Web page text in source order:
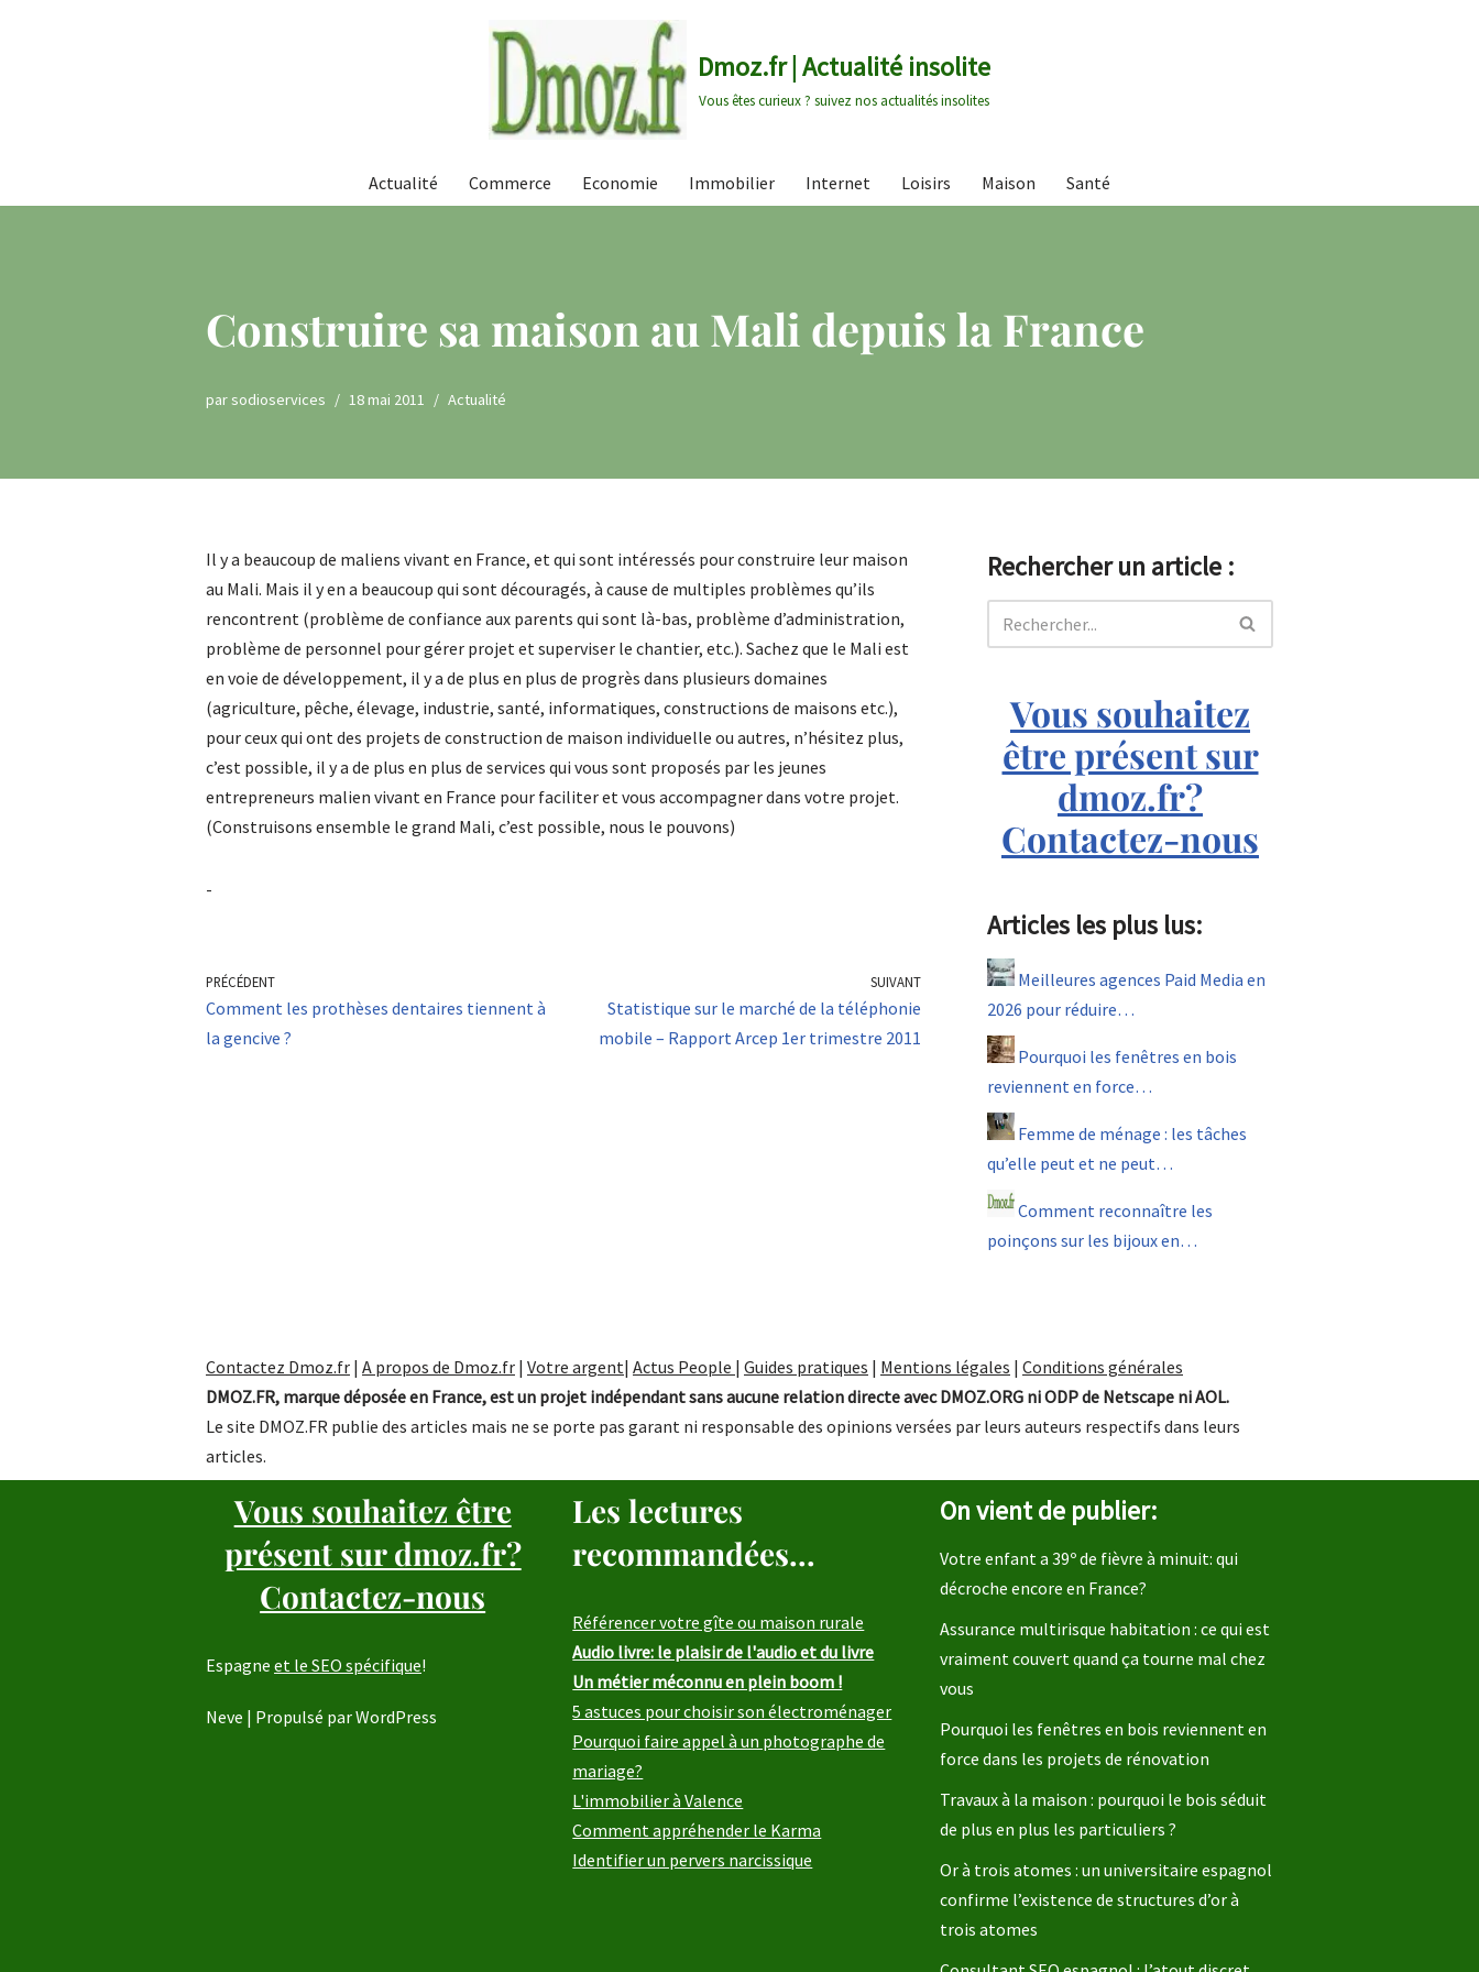
Dmoz.fr | Actualité insolite
Vous êtes curieux ? suivez nos actualités insolites
Actualité Commerce Economie Immobilier Internet Loisirs Maison Santé
Construire sa maison au Mali depuis la France
parsodioservices 18 mai 2011 Actualité
Il y a beaucoup de maliens vivant en France, et qui sont intéressés pour construire leur maison
au Mali. Mais il y en a beaucoup qui sont découragés, à cause de multiples problèmes qu’ils
rencontrent (problème de confiance aux parents qui sont là-bas, problème d’administration,
problème de personnel pour gérer projet et superviser le chantier, etc.). Sachez que le Mali est
en voie de développement, il y a de plus en plus de progrès dans plusieurs domaines
(agriculture, pêche, élevage, industrie, santé, informatiques, constructions de maisons etc.),
pour ceux qui ont des projets de construction de maison individuelle ou autres, n’hésitez plus,
c’est possible, il y a de plus en plus de services qui vous sont proposés par les jeunes
entrepreneurs malien vivant en France pour faciliter et vous accompagner dans votre projet.
(Construisons ensemble le grand Mali, c’est possible, nous le pouvons)
-
PRÉCÉDENT
Comment les prothèses dentaires tiennent à
la gencive ?
SUIVANT
Statistique sur le marché de la téléphonie
mobile – Rapport Arcep 1er trimestre 2011
Rechercher un article :
Vous souhaitez
être présent sur
dmoz.fr?
Contactez-nous
Articles les plus lus:
Meilleures agences Paid Media en
2026 pour réduire…
Pourquoi les fenêtres en bois
reviennent en force…
Femme de ménage : les tâches
qu’elle peut et ne peut…
Comment reconnaître les
poinçons sur les bijoux en…
Contactez Dmoz.fr | A propos de Dmoz.fr | Votre argent| Actus People | Guides pratiques | Mentions légales | Conditions générales
DMOZ.FR, marque déposée en France, est un projet indépendant sans aucune relation directe avec DMOZ.ORG ni ODP de Netscape ni AOL.
Le site DMOZ.FR publie des articles mais ne se porte pas garant ni responsable des opinions versées par leurs auteurs respectifs dans leurs
articles.
Vous souhaitez être
présent sur dmoz.fr?
Contactez-nous
Espagne et le SEO spécifique!
Neve | Propulsé parWordPress
Les lectures
recommandées...
Référencer votre gîte ou maison rurale
Audio livre: le plaisir de l'audio et du livre
Un métier méconnu en plein boom !
5 astuces pour choisir son électroménager
Pourquoi faire appel à un photographe de
mariage?
L'immobilier à Valence
Comment appréhender le Karma
Identifier un pervers narcissique
On vient de publier:
Votre enfant a 39º de fièvre à minuit: qui
décroche encore en France?
Assurance multirisque habitation : ce qui est
vraiment couvert quand ça tourne mal chez
vous
Pourquoi les fenêtres en bois reviennent en
force dans les projets de rénovation
Travaux à la maison : pourquoi le bois séduit
de plus en plus les particuliers ?
Or à trois atomes : un universitaire espagnol
confirme l’existence de structures d’or à
trois atomes